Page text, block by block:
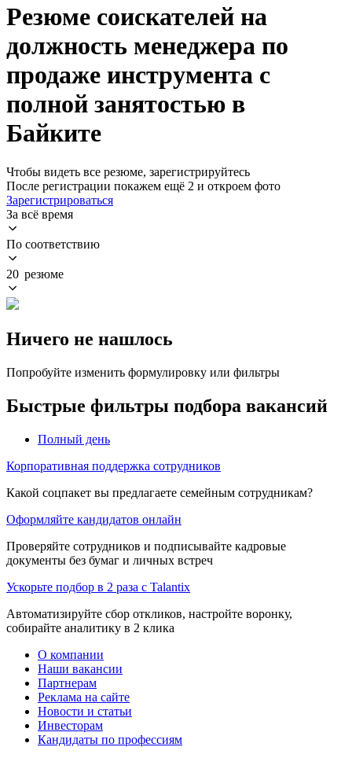
Резюме соискателей на
должность менеджера по
продаже инструмента с
полной занятостью в
Байките
Чтобы видеть все резюме, зарегистрируйтесь
После регистрации покажем ещё 2 и откроем фото
Зарегистрироваться
За всё время
По соответствию
20 резюме
Ничего не нашлось
Попробуйте изменить формулировку или фильтры
Быстрые фильтры подбора вакансий
Полный день
Корпоративная поддержка сотрудников
Какой соцпакет вы предлагаете семейным сотрудникам?
Оформляйте кандидатов онлайн
Проверяйте сотрудников и подписывайте кадровые
документы без бумаг и личных встреч
Ускорьте подбор в 2 раза с Talantix
Автоматизируйте сбор откликов, настройте воронку,
собирайте аналитику в 2 клика
О компании
Наши вакансии
Партнерам
Реклама на сайте
Новости и статьи
Инвесторам
Кандидаты по профессиям